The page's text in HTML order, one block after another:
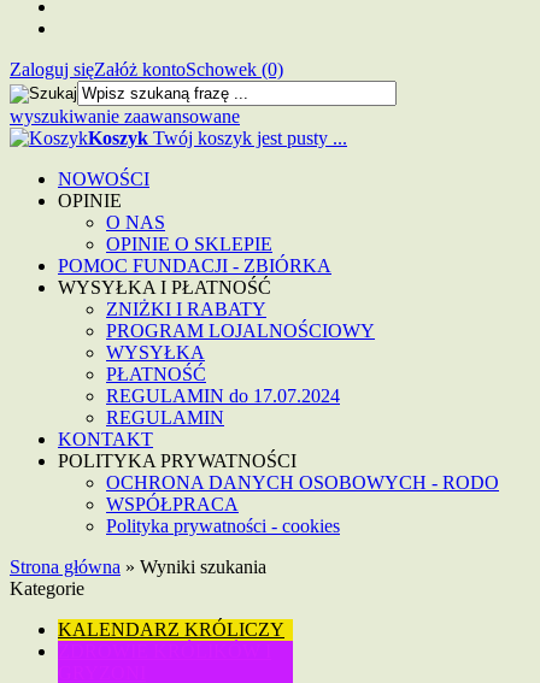
Zaloguj sięZałóż kontoSchowek (0)
wyszukiwanie zaawansowane
Koszyk Twój koszyk jest pusty ...
NOWOŚCI
OPINIE
O NAS
OPINIE O SKLEPIE
POMOC FUNDACJI - ZBIÓRKA
WYSYŁKA I PŁATNOŚĆ
ZNIŻKI I RABATY
PROGRAM LOJALNOŚCIOWY
WYSYŁKA
PŁATNOŚĆ
REGULAMIN do 17.07.2024
REGULAMIN
KONTAKT
POLITYKA PRYWATNOŚCI
OCHRONA DANYCH OSOBOWYCH - RODO
WSPÓŁPRACA
Polityka prywatności - cookies
Strona główna » Wyniki szukania
Kategorie
KALENDARZ KRÓLICZY